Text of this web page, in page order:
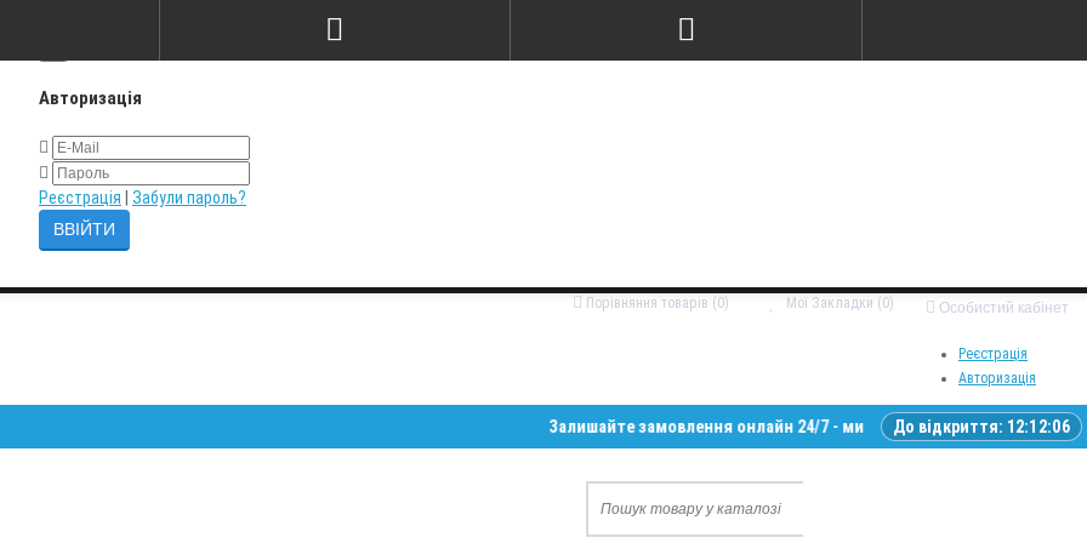
Авторизація
Реєстрація Забули пароль?
Особистий кабінет
Реєстрація
Авторизація
Мої Закладки (0)
Порівняння товарів (0)
Залишайте замовлення онлайн 24/7 - ми зв’яжемося з вами у робочий час
До відкриття: 12:12:05